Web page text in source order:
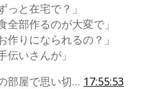
っと在宅で？」
全部作るのが大変で」
作りになられるの？」
伝いさんが」
部屋で思い切… 17:55:53